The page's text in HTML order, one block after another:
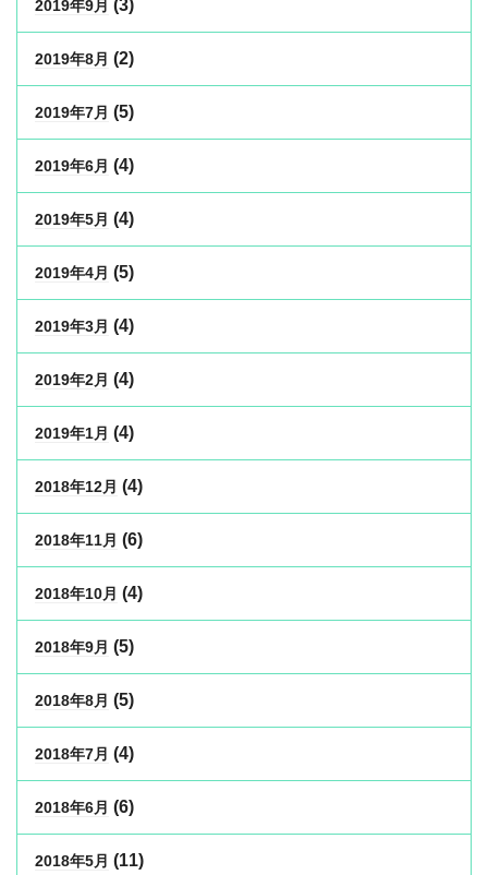
2019年9月 (3)
2019年8月 (2)
2019年7月 (5)
2019年6月 (4)
2019年5月 (4)
2019年4月 (5)
2019年3月 (4)
2019年2月 (4)
2019年1月 (4)
2018年12月 (4)
2018年11月 (6)
2018年10月 (4)
2018年9月 (5)
2018年8月 (5)
2018年7月 (4)
2018年6月 (6)
2018年5月 (11)